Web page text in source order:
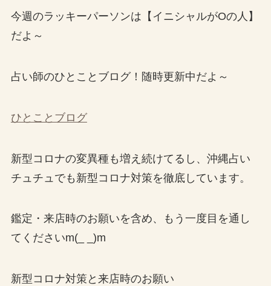
今週のラッキーパーソンは【イニシャルがOの人】
だよ～
占い師のひとことブログ！随時更新中だよ～
ひとことブログ
新型コロナの変異種も増え続けてるし、沖縄占い
チュチュでも新型コロナ対策を徹底しています。
鑑定・来店時のお願いを含め、もう一度目を通し
てくださいm(_ _)m
新型コロナ対策と来店時のお願い